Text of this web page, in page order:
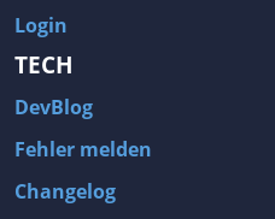
Login
TECH
DevBlog
Fehler melden
Changelog